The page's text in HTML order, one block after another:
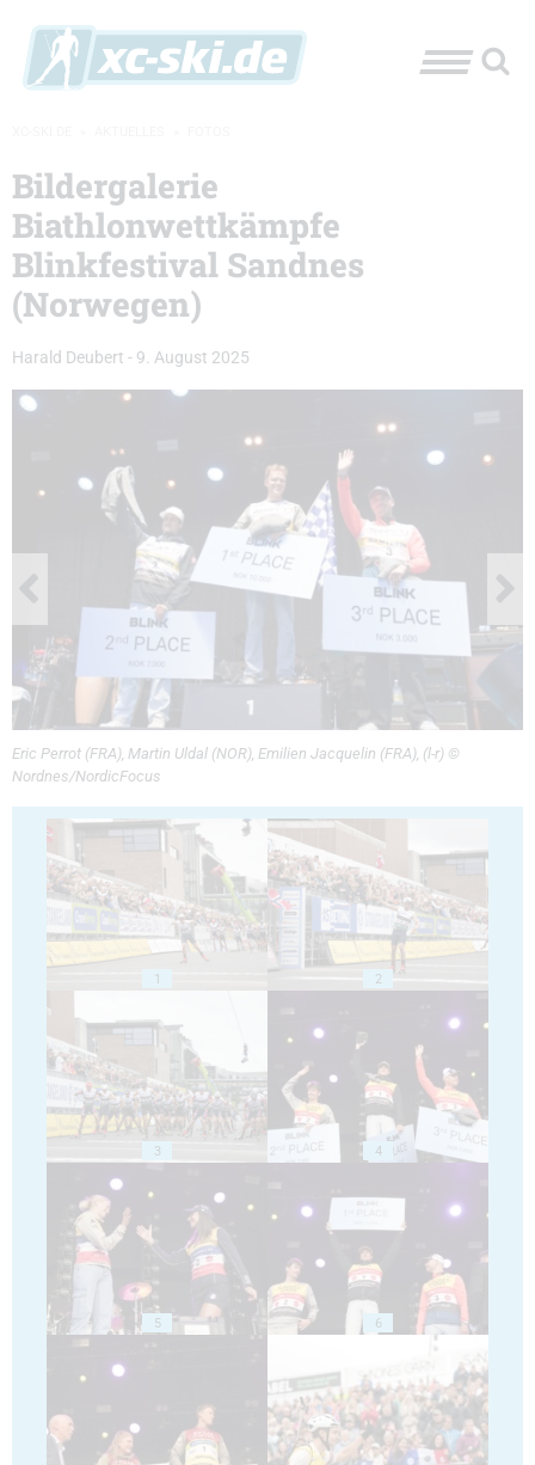
Bildergalerie
Biathlonwettkämpfe
Blinkfestival Sandnes
(Norwegen)
Harald Deubert - 9. August 2025
Eric Perrot (FRA), Martin Uldal (NOR), Emilien Jacquelin (FRA), (l-r) ©
Nordnes/NordicFocus
1 2
3 4
5 6